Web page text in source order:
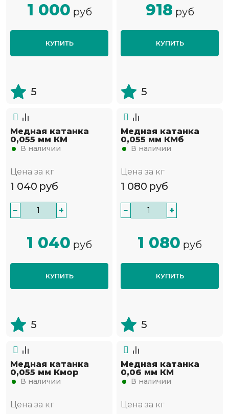
1 000 руб
КУПИТЬ
5
918 руб
КУПИТЬ
5
Медная катанка
0,055 мм КМ
В наличии
Цена за кг
1 040 руб
− +
1 040 руб
КУПИТЬ
5
Медная катанка
0,055 мм КМб
В наличии
Цена за кг
1 080 руб
− +
1 080 руб
КУПИТЬ
5
Медная катанка
0,055 мм Кмор
В наличии
Цена за кг
Медная катанка
0,06 мм КМ
В наличии
Цена за кг